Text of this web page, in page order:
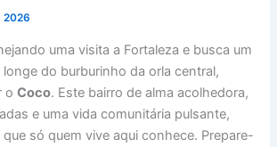
2026
uma visita a Fortaleza e busca um
do burburinho da orla central,
oCoco. Este bairro de alma acolhedora,
e uma vida comunitária pulsante,
só quem vive aqui conhece. Prepare-